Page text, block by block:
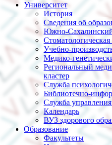
Университет
История
Сведения об
Южно-
Учебно-
Медико-
Региональный
кластер
Служба
Библиотечно-
Служба
Календарь
ВУЗ здорового
Образование
Факультеты